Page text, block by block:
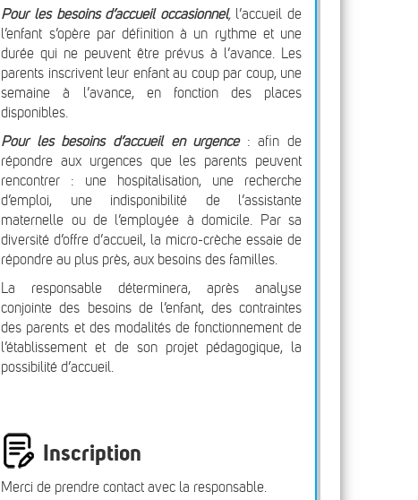
Pour les besoins d’accueil occasionnel,l’accueil de
l’enfant s’opère par définition à un rythme et une
durée qui ne peuvent être prévus à l’avance. Les
parents inscrivent leur enfant au coup par coup, une
semaine à l’avance, en fonction des places
disponibles.
Pour les besoins d’accueil en urgence: afin de
répondre aux urgences que les parents peuvent
rencontrer : une hospitalisation, une recherche
d’emploi, une indisponibilité de l’assistante
maternelle ou de l’employée à domicile. Par sa
diversité d’offre d’accueil, la micro-crèche essaie de
répondre au plus près, aux besoins des familles.
La responsable déterminera, après analyse
conjointe des besoins de l’enfant, des contraintes
des parents et des modalités de fonctionnement de
l’établissement et de son projet pédagogique, la
possibilité d’accueil.
Inscription
Merci de prendre contact avec la responsable.